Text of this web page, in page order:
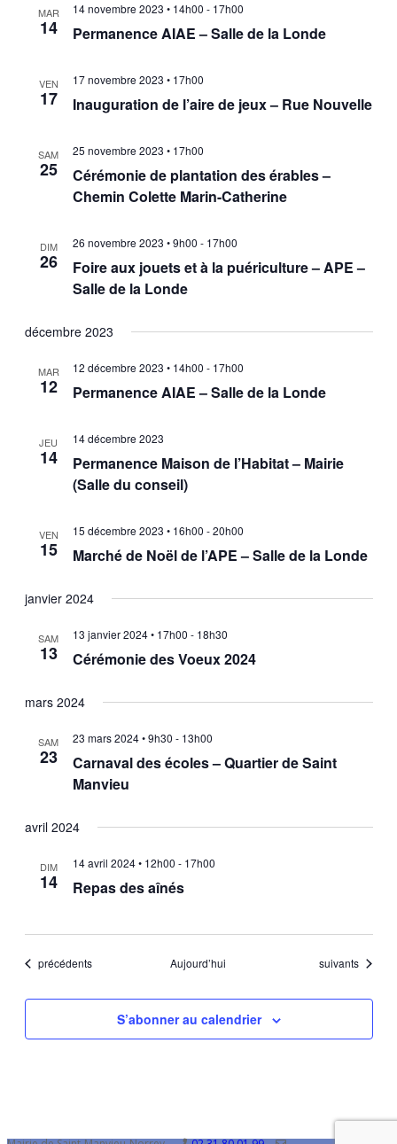
MAR
14 Permanence AIAE – Salle de la Londe
14 novembre 2023 • 14h00 - 17h00
VEN
17 Inauguration de l’aire de jeux – Rue Nouvelle
17 novembre 2023 • 17h00
SAM
25
Cérémonie de plantation des érables –
Chemin Colette Marin-Catherine
25 novembre 2023 • 17h00
DIM
26
Foire aux jouets et à la puériculture – APE –
Salle de la Londe
26 novembre 2023 • 9h00 - 17h00
décembre 2023
MAR
12 Permanence AIAE – Salle de la Londe
12 décembre 2023 • 14h00 - 17h00
JEU
14
Permanence Maison de l’Habitat – Mairie
(Salle du conseil)
14 décembre 2023
VEN
15 Marché de Noël de l’APE – Salle de la Londe
15 décembre 2023 • 16h00 -20h00
janvier 2024
SAM
13 Cérémonie des Voeux 2024
13 janvier 2024 • 17h00 - 18h30
mars 2024
SAM
23
Carnaval des écoles – Quartier de Saint
Manvieu
23 mars 2024 • 9h30 - 13h00
avril 2024
DIM
14 Repas des aînés
14 avril 2024 • 12h00 - 17h00
Évènements
précédents Aujourd’hui Évènements
suivants
S’abonner au calendrier